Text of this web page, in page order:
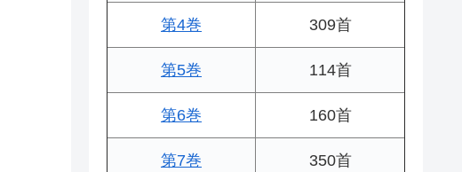
第4巻 309首
第5巻 114首
第6巻 160首
第7巻 350首